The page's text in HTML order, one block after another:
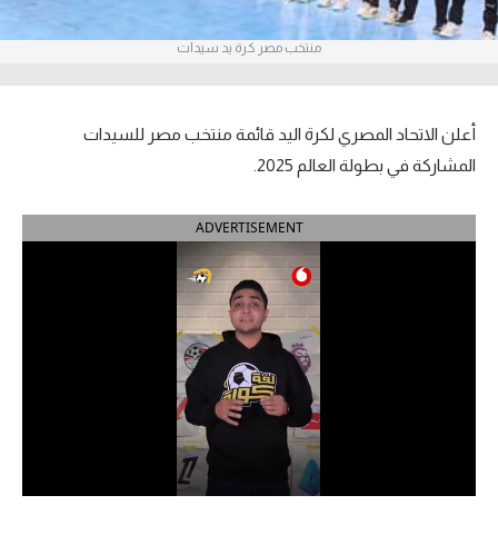
أمريكا 2026
الدوري الإسباني
الدوري الإيطالي
الدوري السعودي للمحترفين
دوري أبطال إفريقيا
منتخب مصر كرة يد سيدات
أعلن الاتحاد المصري لكرة اليد قائمة منتخب مصر للسيدات
المشاركة في بطولة العالم 2025.
ADVERTISEMENT